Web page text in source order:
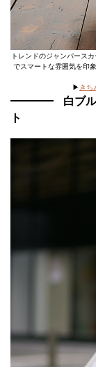
トレンドのジャンパース
でスマートな雰囲気を印
▶︎ きち
白ブ
ト